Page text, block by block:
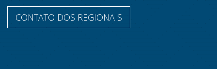
CONTATO DOS REGIONAIS